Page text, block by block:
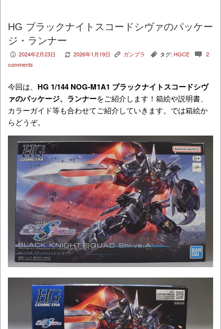
HG ブラックナイトスコードシヴァのパッケー
ジ・ランナー
P 2024年2月23日 V 2026年1月19日 K ガンプラ , タグ: HGCE c 2
comments
今回は、 HG 1/144 NOG-M1A1 ブラックナイトスコードシヴ
ァのパッケージ、ランナーをご紹介します！箱絵や説明書、
カラーガイド等も合わせてご紹介していきます。では箱絵か
らどうぞ。